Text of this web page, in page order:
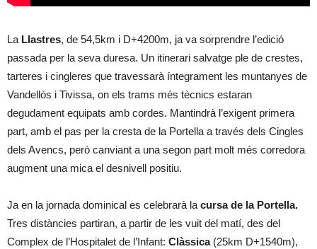
La Llastres, de 54,5km i D+4200m, ja va sorprendre l’edició
passada per la seva duresa. Un itinerari salvatge ple de crestes,
tarteres i cingleres que travessarà íntegrament les muntanyes de
Vandellòs i Tivissa, on els trams més tècnics estaran
degudament equipats amb cordes. Mantindrà l’exigent primera
part, amb el pas per la cresta de la Portella a través dels Cingles
dels Avencs, però canviant a una segon part molt més corredora
augment una mica el desnivell positiu.
Ja en la jornada dominical es celebrarà la cursa de la Portella.
Tres distàncies partiran, a partir de les vuit del matí, des del
Complex de l’Hospitalet de l’Infant: Clàssica(25km D+1540m),